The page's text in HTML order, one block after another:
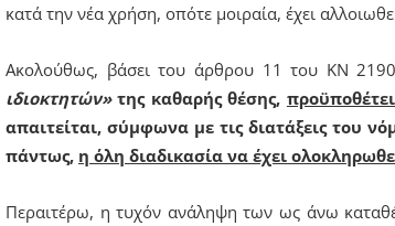
κατά την νέα χρήση, οπότε μοιραία, έχει
Ακολούθως, βάσει του άρθρου 11 του ΚΝ
ιδιοκτητών»της καθαρής θέσης,
απαιτείται, σύμφωνα με τις διατάξεις του
πάντως, η όλη διαδικασία να έχει
Περαιτέρω, η τυχόν ανάληψη των ως άνω